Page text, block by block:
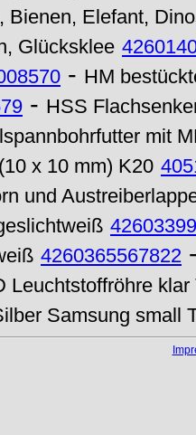
Bienen, Elefant,
Glücksklee
- HM
- HSS
mit
x 10 mm) K20
und
4260365567822
Leuchtstoffröhre
Samsung small